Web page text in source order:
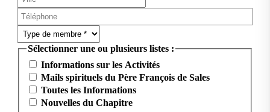
Sélectionner une ou plusieurs listes :
Informations sur les Activités
Mails spirituels du Père François de Sales
Toutes les Informations
Nouvelles du Chapitre